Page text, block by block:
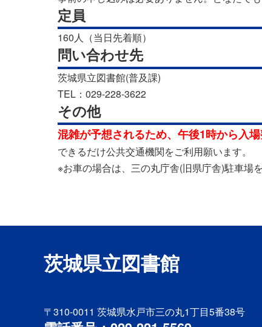
定員
160人（当日先着順）
問い合わせ先
茨城県立図書館(普及課)
TEL：029-228-3622
その他
混雑が予想されるため、午後1時から入場
できるだけ公共交通機関をご利用願います。
※お車の場合は、三の丸庁舎(旧県庁舎)駐車場
茨城県立図書館
〒310-0011 茨城県水戸市三の丸1丁目5番38号